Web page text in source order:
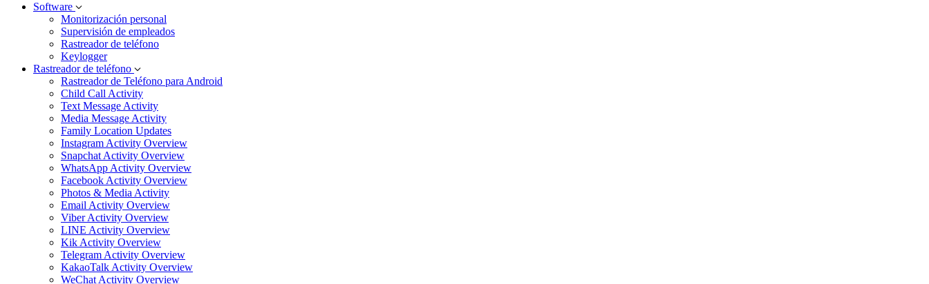
Software
Monitorización personal
Supervisión de empleados
Rastreador de teléfono
Keylogger
Rastreador de teléfono
Rastreador de Teléfono para Android
Child Call Activity
Text Message Activity
Media Message Activity
Family Location Updates
Instagram Activity Overview
Snapchat Activity Overview
WhatsApp Activity Overview
Facebook Activity Overview
Photos & Media Activity
Email Activity Overview
Viber Activity Overview
LINE Activity Overview
Kik Activity Overview
Telegram Activity Overview
KakaoTalk Activity Overview
WeChat Activity Overview